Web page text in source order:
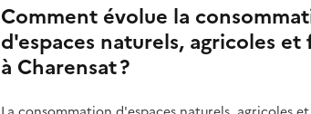
Comment évolue la
d'espaces naturels, agricoles et
à Charensat ?